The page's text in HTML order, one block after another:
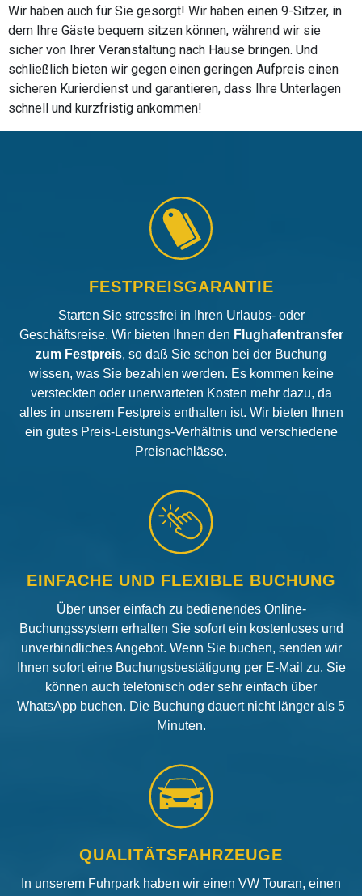
Wir haben auch für Sie gesorgt! Wir haben einen 9-Sitzer, in
dem Ihre Gäste bequem sitzen können, während wir sie
sicher von Ihrer Veranstaltung nach Hause bringen. Und
schließlich bieten wir gegen einen geringen Aufpreis einen
sicheren Kurierdienst und garantieren, dass Ihre Unterlagen
schnell und kurzfristig ankommen!
FESTPREISGARANTIE
Starten Sie stressfrei in Ihren Urlaubs- oder
Geschäftsreise. Wir bieten Ihnen den Flughafentransfer
zum Festpreis, so daß Sie schon bei der Buchung
wissen, was Sie bezahlen werden. Es kommen keine
versteckten oder unerwarteten Kosten mehr dazu, da
alles in unserem Festpreis enthalten ist. Wir bieten Ihnen
ein gutes Preis-Leistungs-Verhältnis und verschiedene
Preisnachlässe.
EINFACHE UND FLEXIBLE BUCHUNG
Über unser einfach zu bedienendes Online-
Buchungssystem erhalten Sie sofort ein kostenloses und
unverbindliches Angebot. Wenn Sie buchen, senden wir
Ihnen sofort eine Buchungsbestätigung per E-Mail zu. Sie
können auch telefonisch oder sehr einfach über
WhatsApp buchen. Die Buchung dauert nicht länger als 5
Minuten.
QUALITÄTSFAHRZEUGE
In unserem Fuhrpark haben wir einen VW Touran, einen